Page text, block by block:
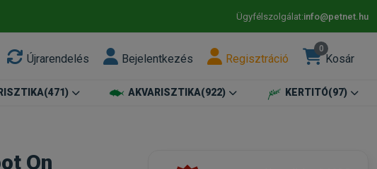
Ügyfélszolgálat:info@petnet.hu
Újrarendelés Bejelentkezés Regisztráció
0
Kosár
(471) AKVARISZTIKA(922) KERTITÓ(97)
On